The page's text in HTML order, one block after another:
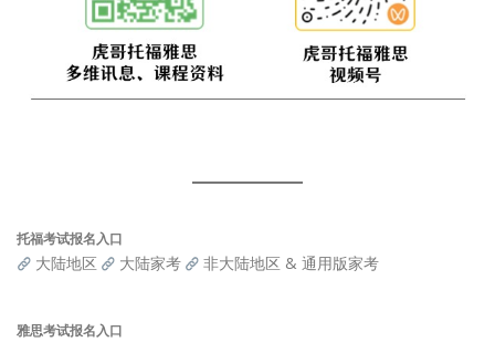
托福考试报名入口
大陆地区 大陆家考 非大陆地区 & 通用版家考
雅思考试报名入口